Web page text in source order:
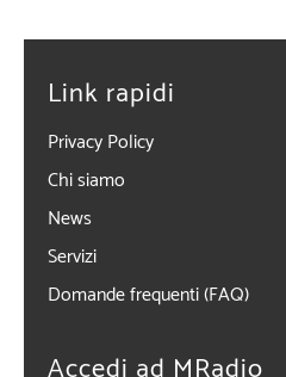
Link rapidi
Privacy Policy
Chi siamo
News
Servizi
Domande frequenti (FAQ)